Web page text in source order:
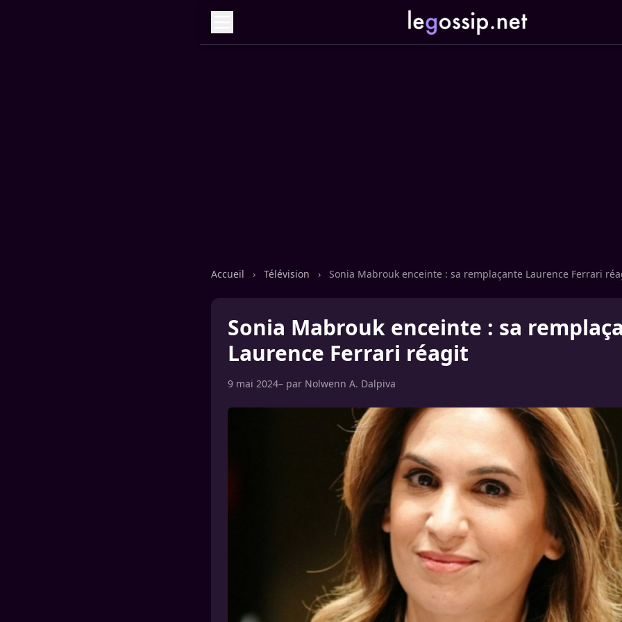
Accueil › Télévision › Sonia Mabrouk enceinte : sa remplaçante Laurence Ferrari
Sonia Mabrouk enceinte : sa
Laurence Ferrari réagit
9 mai 2024– par Nolwenn A. Dalpiva